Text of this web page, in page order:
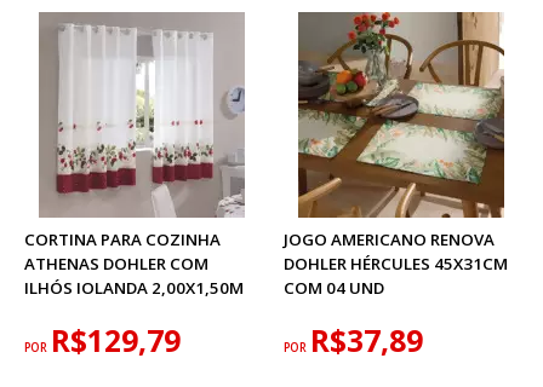
CORTINA PARA COZINHA
ATHENAS DOHLER COM
ILHÓS IOLANDA 2,00X1,50M
POR R$129,79
JOGO AMERICANO RENOVA
DOHLER HÉRCULES 45X31CM
COM 04 UND
POR R$37,89